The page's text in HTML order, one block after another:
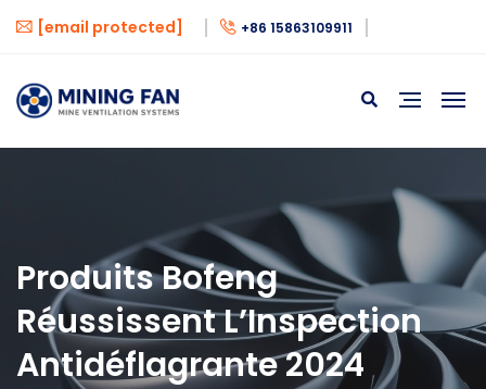
[email protected] +86 15863109911
Produits Bofeng
Réussissent L’Inspection
Antidéflagrante 2024